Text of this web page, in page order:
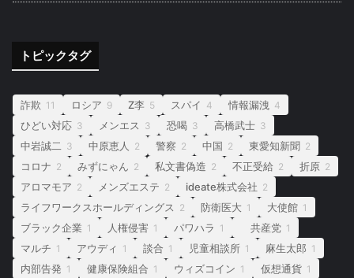
トピックタグ
詐欺 11 ロシア 9 Z李 5 スパイ 4 情報漏洩 4
ひどい対応 3 メンエス 3 恐喝 3 高橋武士 3
中岩誠二 3 中原恵人 2 警察 2 中国 2 東愛知新聞 2
コロナ 2 みずにゃん 2 私文書偽造 2 不正受給 2 折原 2
アロマモア 2 メンズエステ 2 ideate株式会社 2
ライフワークスホールディングス 2 防衛医大 1 大使館 1
ブラック企業 1 人権侵害 1 パワハラ 1 共産党 1
マルチ 1 アウディ 1 談合 1 児童相談所 1 麻生太郎 1
内部告発 1 健康保険組合 1 ウィズコイン 1 仮想通貨 1